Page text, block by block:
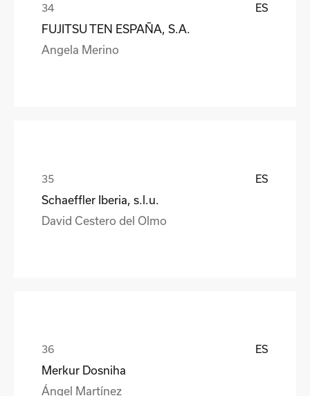
ES
FUJITSU TEN ESPAÑA, S.A.
Angela Merino
ES
Schaeffler Iberia, s.l.u.
David Cestero del Olmo
ES
Merkur Dosniha
Ángel Martínez